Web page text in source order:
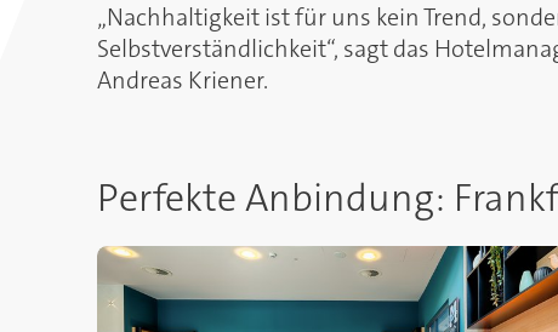
„Nachhaltigkeit ist für uns kein Trend,
Selbstverständlichkeit“, sagt das
Andreas Kriener.
Perfekte Anbindung: